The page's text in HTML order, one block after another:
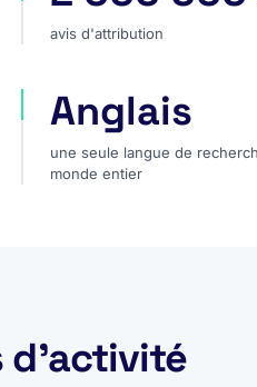
avis d'attribution
une seule langue de
Anglais
une seule langue de
monde entier
d'activité